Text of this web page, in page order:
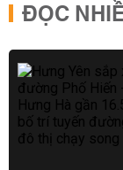
ĐỌC